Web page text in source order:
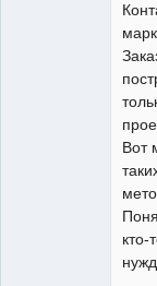
Вот
кто-
нужд.